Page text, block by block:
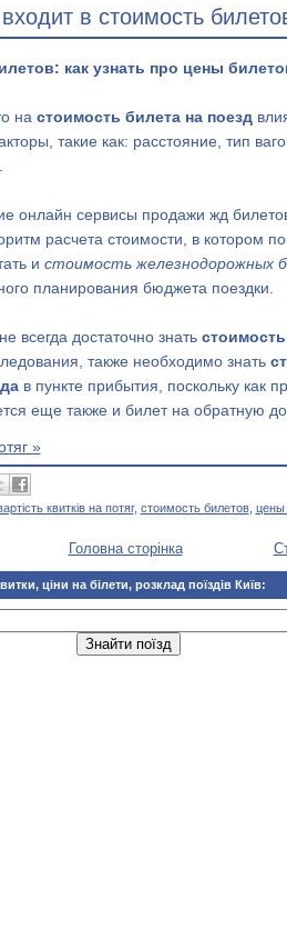
в стоимость
как узнать про цены
на стоимость билета на поезд
такие как: расстояние, тип
онлайн сервисы продажи жд
расчета стоимости, в котором
и стоимость железнодорожных
планирования бюджета поездки.
всегда достаточно знать
также необходимо знать
в пункте прибытия, поскольку как
еще также и билет на обратную
»
квитків на потяг, стоимость билетов, цены
Головна сторінка
ціни на білети, розклад поїздів Київ: